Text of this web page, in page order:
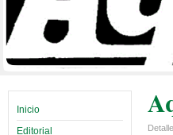
Inicio
Editorial